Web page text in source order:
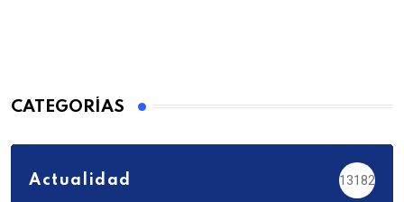
CATEGORÍAS
Actualidad 13182